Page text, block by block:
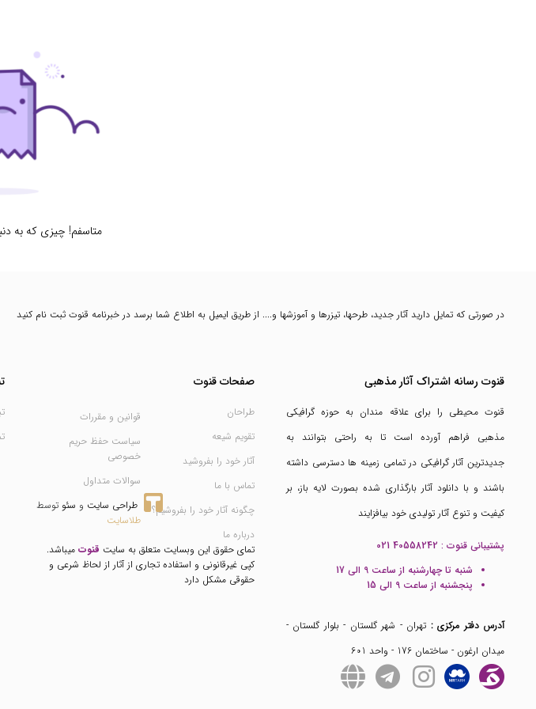
متاسفم! چیزی که به
در صورتی که تمایل دارید آثار جدید، طرحها، تیزرها و آموزشها و.... از طریق ایمیل به اطلاع شما برسد در خبرنامه قنوت ثبت نام کنید
قنوت رسانه اشتراک آثار مذهبی
قنوت محیطی را برای علاقه مندان به حوزه گرافیکی
مذهبی فراهم آورده است تا به راحتی بتوانند به
جدیدترین آثار گرافیکی در تمامی زمینه ها دسترسی داشته
باشند و با دانلود آثار بارگذاری شده بصورت لایه باز، بر
کیفیت و تنوع آثار تولیدی خود بیافزایند
پشتیبانی قنوت : 021 40558242
شنبه تا چهارشنبه از ساعت 9 الی 17
پنجشنبه از ساعت 9 الی 15
آدرس دفتر مرکزی : تهران - شهر گلستان - بلوار گلستان -
میدان ارغون - ساختمان 176 - واحد 601
صفحات قنوت
طراحان
تقویم شیعه
آثار خود را بفروشید
تماس با ما
چگونه آثار خود را بفروشیم؟
درباره ما
قوانین و مقررات
سیاست حفظ حریم
خصوصی
سوالات متداول
طراحی سایت و سئو توسط
طلاسایت
تمای حقوق این وبسایت متعلق به سایت قنوت میباشد.
کپی غیرقانونی و استفاده تجاری از آثار از لحاظ شرعی و
حقوقی مشکل دارد